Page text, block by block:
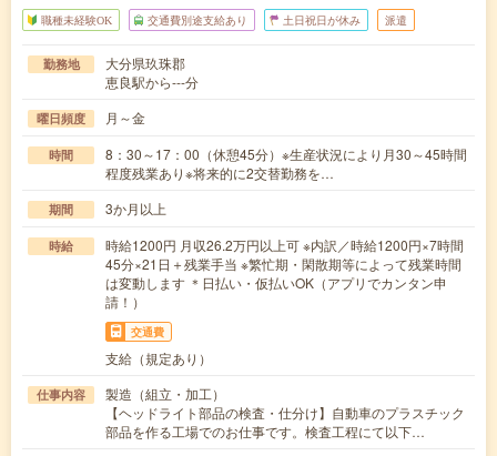
職種未経験OK 交通費別途支給あり 土日祝日が休み 派遣
勤務地
大分県玖珠郡
恵良駅から---分
曜日頻度 月～金
時間
8：30～17：00（休憩45分）※生産状況により月30～45時間
程度残業あり※将来的に2交替勤務を…
期間 3か月以上
時給
時給1200円 月収26.2万円以上可 ※内訳／時給1200円×7時間
45分×21日＋残業手当 ※繁忙期・閑散期等によって残業時間
は変動します ＊日払い・仮払いOK（アプリでカンタン申
請！）
交通費
支給（規定あり）
仕事内容
製造（組立・加工）
【ヘッドライト部品の検査・仕分け】自動車のプラスチック
部品を作る工場でのお仕事です。検査工程にて以下…